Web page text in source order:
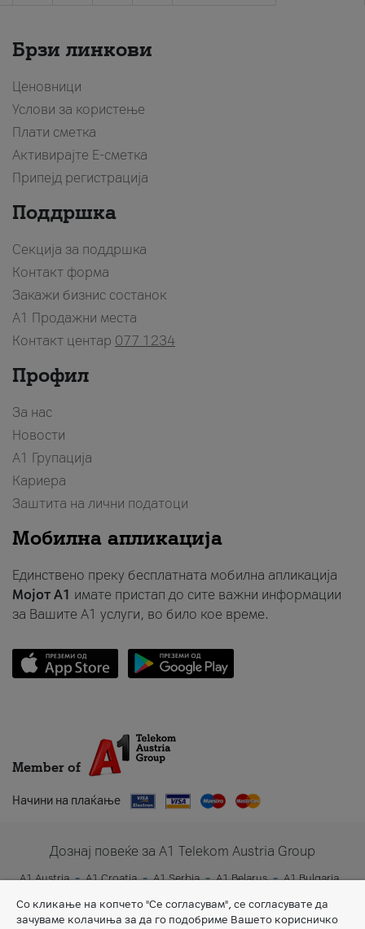
Брзи линкови
Ценовници
Услови за користење
Плати сметка
Активирајте Е-сметка
Припејд регистрација
Поддршка
Секција за поддршка
Контакт форма
Закажи бизнис состанок
A1 Продажни места
Контакт центар 077 1234
Профил
За нас
Новости
А1 Групација
Кариера
Заштита на лични податоци
Мобилна апликација
Единствено преку бесплатната мобилна апликација
Мојот A1 имате пристап до сите важни информации
за Вашите A1 услуги, во било кое време.
Member of
Начини на плаќање
Дознај повеќе за A1 Telekom Austria Group
A1 Austria A1 Croatia A1 Serbia A1 Belarus
A1 Bulgaria
A1 Slovenia
A1 Digital
Со кликање на копчето "Се согласувам", се согласувате да
зачуваме колачиња за да го подобриме Вашето корисничко